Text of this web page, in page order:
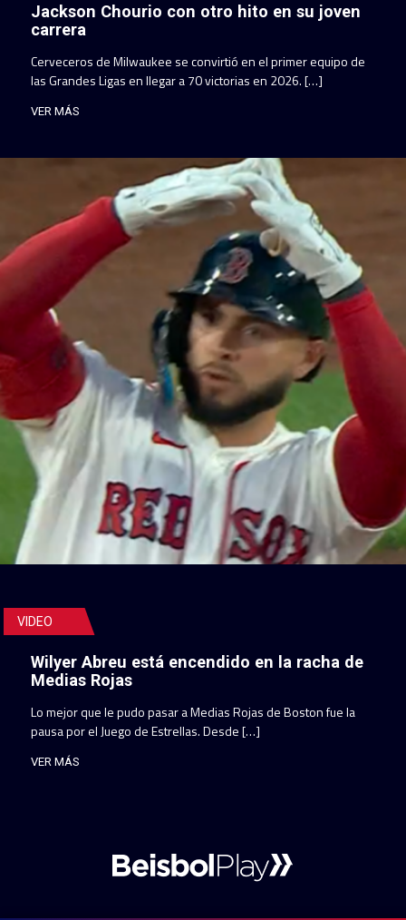
Jackson Chourio con otro hito en su joven
carrera
Cerveceros de Milwaukee se convirtió en el primer equipo de
las Grandes Ligas en llegar a 70 victorias en 2026. […]
VER MÁS
VIDEO
Wilyer Abreu está encendido en la racha de
Medias Rojas
Lo mejor que le pudo pasar a Medias Rojas de Boston fue la
pausa por el Juego de Estrellas. Desde […]
VER MÁS